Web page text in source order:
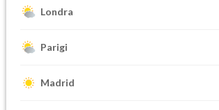
Londra
Parigi
Madrid